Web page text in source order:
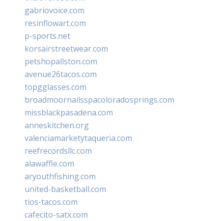
gabriovoice.com
resinflowart.com
p-sports.net
korsairstreetwear.com
petshopallston.com
avenue26tacos.com
topgglasses.com
broadmoornailsspacoloradosprings.com
missblackpasadena.com
anneskitchen.org
valenciamarketytaqueria.com
reefrecordsllc.com
alawaffle.com
aryouthfishing.com
united-basketball.com
tios-tacos.com
cafecito-satx.com